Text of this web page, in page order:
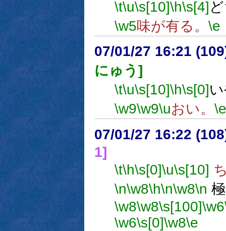
\t\u\s[10]\h\s[4]
\w5味が有る。 \e
07/01/27 16:21
にゅう]
\t\u\s[10]\h\s[0]
\w9\w9\uおい。 \e
07/01/27 16:22
1]
\t\h\s[0]\u\s[10]
\n\w8\h\n\w8\n
\w8\w8\s[100]\w6
\w6\s[0]\w8\e